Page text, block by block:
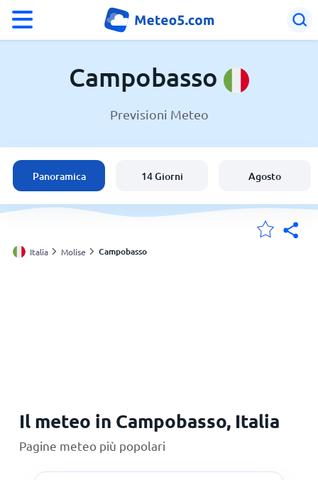
Meteo a Campobasso
Italia
Svizzera
Le mie località
Campobasso
Previsioni Meteo
Panoramica 14 Giorni Agosto
Italia Molise Campobasso
Il meteo in Campobasso, Italia
Pagine meteo più popolari